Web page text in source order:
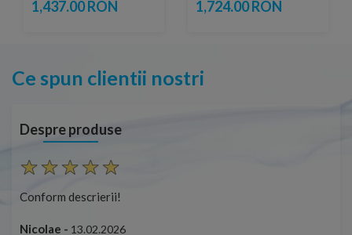
1,437.00 RON 1,724.00 RON
Ce spun clientii nostri
Despre produse
Conform descrierii!
Nicolae - 13.02.2026